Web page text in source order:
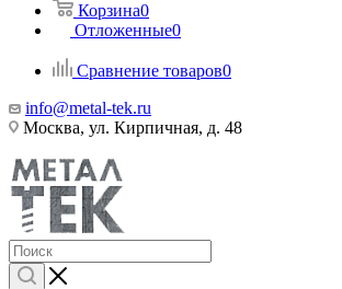
Корзина0
Отложенные0
Сравнение товаров0
info@metal-tek.ru
Москва, ул. Кирпичная, д. 48